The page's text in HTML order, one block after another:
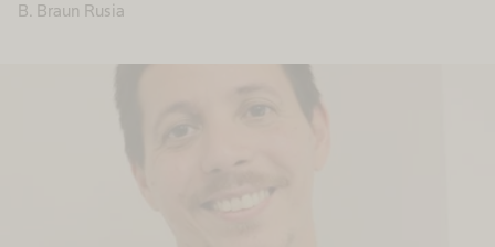
B. Braun Rusia